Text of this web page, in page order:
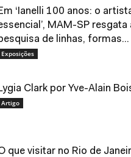
‘Ianelli 100 anos: o
MAM-SP resgata
de linhas, formas...
Exposições
Clark por Yve-Alain
Artigo
que visitar no Rio de